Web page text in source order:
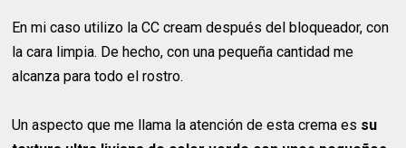
En mi caso utilizo la CC cream después del bloqueador, con
la cara limpia. De hecho, con una pequeña cantidad me
alcanza para todo el rostro.
Un aspecto que me llama la atención de esta crema es su